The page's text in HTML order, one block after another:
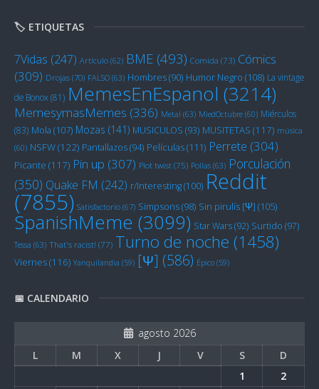
🏷️ ETIQUETAS
7Vidas (247) Artículo (62) BME (493) Comida (73) Cómics
(309) Drojas (70) FALSO (63) Hombres(90) Humor Negro (108) La vintage
de Bonox(81) MemesEnEspanol (3214)
MemesymasMemes (336) Metal (63) MiedOctubre (60) Miérculos
(83) Mola (107) Mozas (141) MUSICULOS (93) MUSITETAS (117) música
(60) NSFW(122) Pantallazos(94) Películas(111) Perrete (304)
Picante (117) Pin up (307) Plot twist (75) Pollas (63) Porculación
(350) Quake FM (242) r/Interesting(100) Reddit
(7855) Satisfactorio (67) Simpsons(98) Sin pirulís [Ψ] (105)
SpanishMeme (3099) Star Wars(92) Surtido (97)
Tessa (63) That's racist! (77) Turno de noche (1458)
Viernes(116) Yanquilandia (59) [Ψ] (586) Épico (59)
📅 CALENDARIO
agosto 2026
L
M X J V S
D
1
2